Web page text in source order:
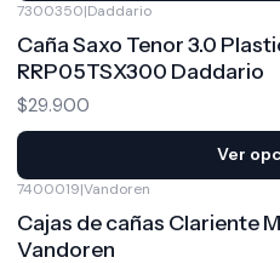
7300350|Daddario
Caña Saxo Tenor 3.0
RRP05TSX300 Daddario
$29.900
Ver
7400019|Vandoren
Cajas de cañas Clariente
Vandoren